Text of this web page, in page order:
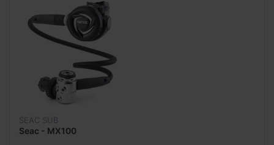
SEAC SUB
Seac - MX100